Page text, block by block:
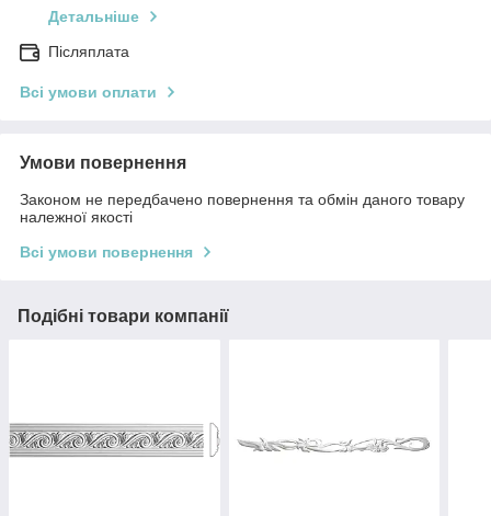
Детальніше
Післяплата
Всі умови оплати
Умови повернення
Законом не передбачено повернення та обмін даного товару
належної якості
Всі умови повернення
Подібні товари компанії